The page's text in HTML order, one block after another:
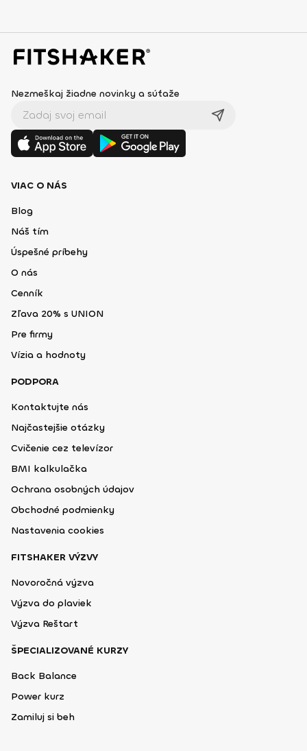
Nezmeškaj žiadne novinky a súťaže
VIAC O NÁS
Blog
Náš tím
Úspešné príbehy
O nás
Cenník
Zľava 20% s UNION
Pre firmy
Vízia a hodnoty
PODPORA
Kontaktujte nás
Najčastejšie otázky
Cvičenie cez televízor
BMI kalkulačka
Ochrana osobných údajov
Obchodné podmienky
Nastavenia cookies
FITSHAKER VÝZVY
Novoročná výzva
Výzva do plaviek
Výzva Reštart
ŠPECIALIZOVANÉ KURZY
Back Balance
Power kurz
Zamiluj si beh